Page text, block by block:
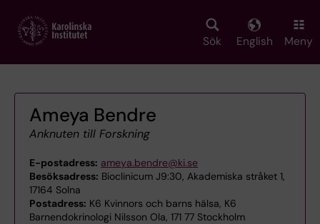
main
Sök English Meny
Ameya Bendre
Anknuten till Forskning
E-postadress: ameya.bendre@ki.se
Besöksadress: Bioclinicum J9:30, Akademiska stråket 1,
17164 Solna
Postadress: K6 Kvinnors och barns hälsa, K6
Barnendokrinologi Nilsson Ola, 171 77 Stockholm